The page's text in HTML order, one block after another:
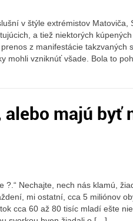
v štýle extrémistov Matoviča,
a tiež niektorých
z manifestácie takzvaných
mohli vzniknúť všade. Bola to
majú byť
?.“ Nechajte, nech nás klamú,
mi ostatní, cca 5 miliónov
cca 60 až 80 tisíc mladí ešte